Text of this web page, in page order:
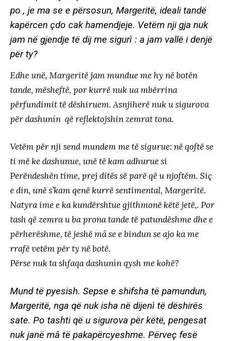
po , je ma se e përsosun, Margeritë, ideali tandë
kapërcen çdo cak hamendjeje. Vetëm nji gja nuk
jam në gjendje të dij me sigurì : a jam vallë i denjë
për ty?
Edhe unë, Margeritë jam mundue me hy në botën
tande, mësheftë, por kurrë nuk ua mbërrina
përfundimit të dëshiruem. Asnjiherë nuk u sigurova
për dashunín që reflektojshin zemrat tona.
Vetëm për nji send mundem me të sigurue: në qoftë se
ti më ke dashunue, unë të kam adhurue si
Perëndeshën time, prej ditës së parë që u njoftëm. Siç
e din, unë s’kam qenë kurrë sentimental, Margeritë.
Natyra ime e ka kundërshtue gjithmonë këtë jetë,. Por
tash që zemra u ba prona tande të patundëshme dhe e
përherëshme, të jeshë mâ se e bindun se ajo ka me
rrafë vetëm për ty në botë.
Përse nuk ta shfaqa dashunìn qysh me kohë?
Mund të pyesish. Sepse e shifsha të pamundun,
Margeritë, nga që nuk isha në dijenì të dëshirës
sate. Po tashti që u sigurova për këtë, pengesat
nuk janë mâ të pakapërcyeshme. Përveç fesë